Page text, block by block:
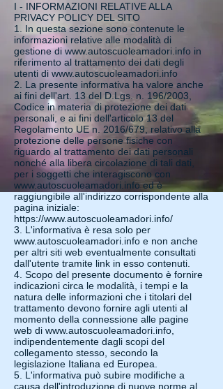
I - INFORMAZIONI RELATIVE ALLA
PRIVACY POLICY DEL SITO
1. In questa sezione sono contenute le
informazioni relative alle modalità di
gestione diwww.autoscuoleamadori.info in
riferimento al trattamento dei dati degli
utenti di www.autoscuoleamadori.info
2. La presente informativa ha valore anche
ai fini dell'art. 13 del D.Lgs. n. 196/2003,
Codice in materia di protezione dei dati
personali, e ai fini dell'articolo 13 del
Regolamento UE n. 2016/679, relativo alla
protezione delle persone fisiche con
riguardo al trattamento dei dati personali
nonché alla libera circolazione di tali dati,
per i soggetti che interagiscono con
www.autoscuoleamadori.infoed è
raggiungibile all'indirizzo corrispondente alla
pagina iniziale:
https://www.autoscuoleamadori.info/
3. L'informativa è resa solo per
www.autoscuoleamadori.info e non anche
per altri siti web eventualmente consultati
dall'utente tramite link in esso contenuti.
4. Scopo del presente documento è fornire
indicazioni circa le modalità, i tempi e la
natura delle informazioni che i titolari del
trattamento devono fornire agli utenti al
momento della connessione alle pagine
web di www.autoscuoleamadori.info
indipendentemente dagli scopi del
collegamento stesso, secondo la
legislazione Italiana ed Europea.
5. L'informativa può subire modifiche a
causa dell'introduzione di nuove norme al